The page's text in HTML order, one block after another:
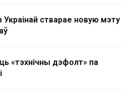
стварае новую мэту
«тэхнічны дэфолт» па